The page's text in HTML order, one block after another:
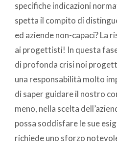
specifiche indicazioni
spetta il compito di
ed aziende non-capaci? La
ai progettisti! In questa
di profonda crisi noi
una responsabilità molto
di saper guidare il nostro
meno, nella scelta
possa soddisfare le sue
richiede uno sforzo